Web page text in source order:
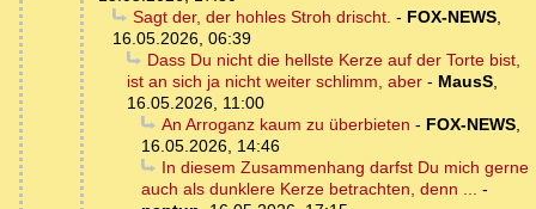
Sagt der, der hohles Stroh drischt. - FOX-NEWS,
16.05.2026, 06:39
Dass Du nicht die hellste Kerze auf der Torte bist,
ist an sich ja nicht weiter schlimm, aber - MausS
16.05.2026, 11:00
An Arroganz kaum zu überbieten - FOX-NEWS,
16.05.2026, 14:46
In diesem Zusammenhang darfst Du mich gerne
auch als dunklere Kerze betrachten, denn ...
-